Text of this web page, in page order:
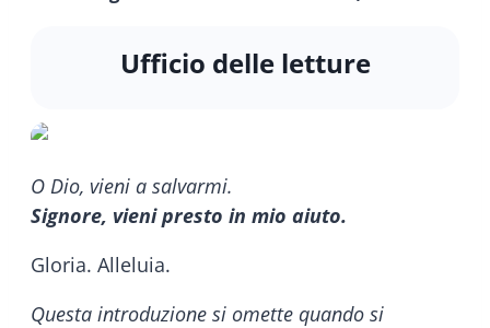
Ufficio delle letture
O Dio, vieni a salvarmi.
Signore, vieni presto in mio aiuto.
Gloria. Alleluia.
Questa introduzione si omette quando si